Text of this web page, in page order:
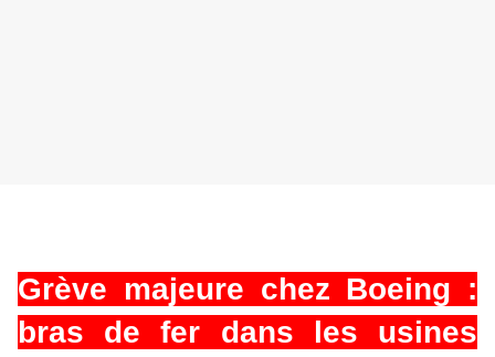
Grève majeure chez Boeing :
bras de fer dans les usines